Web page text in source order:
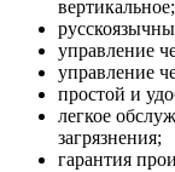
вертикальное;
управление
управление
простой и
легкое
загрязнения;
гарантия